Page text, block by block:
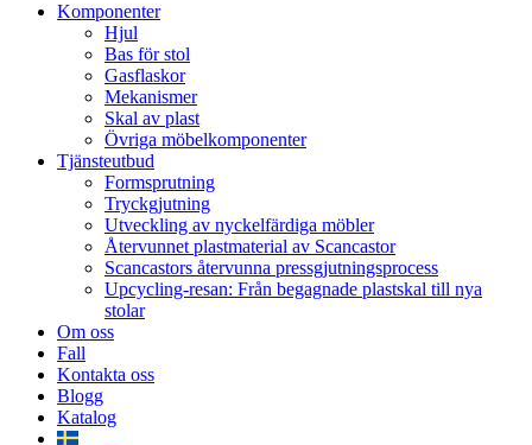
Komponenter
Hjul
Bas för stol
Gasflaskor
Mekanismer
Skal av plast
Övriga möbelkomponenter
Tjänsteutbud
Formsprutning
Tryckgjutning
Utveckling av nyckelfärdiga möbler
Återvunnet plastmaterial av Scancastor
Scancastors återvunna pressgjutningsprocess
Upcycling-resan: Från begagnade plastskal till nya
stolar
Om oss
Fall
Kontakta oss
Blogg
Katalog